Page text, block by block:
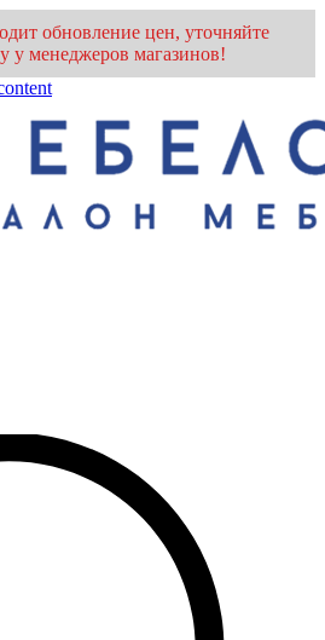
обновление цен, уточняйте
у менеджеров магазинов!